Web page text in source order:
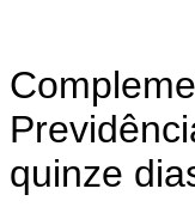
Art.
quinze